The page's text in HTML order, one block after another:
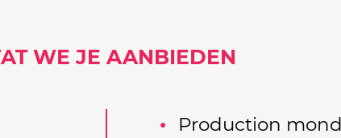
WE JE AANBIEDEN
Production